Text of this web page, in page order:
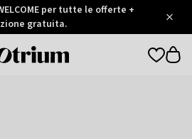
per tutte le offerte +
gratuita.
Otrium